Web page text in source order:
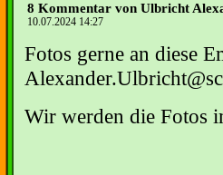
8 Kommentar von Ulbricht
10.07.2024 14:27
Fotos gerne an diese
Wir werden die Fotos